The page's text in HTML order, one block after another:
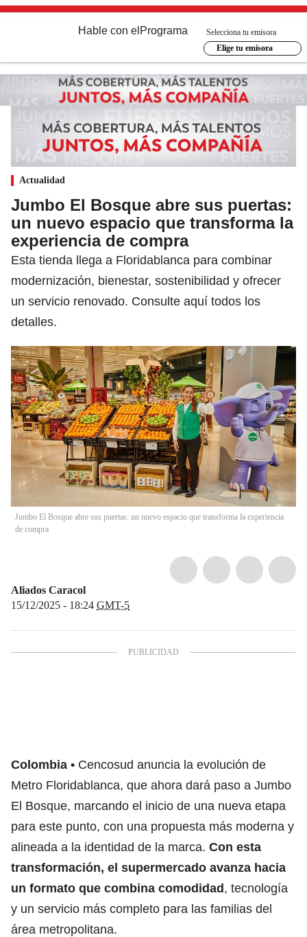
Hable con el Programa
Selecciona tu emisora
Elige tu emisora
Actualidad
Jumbo El Bosque abre sus puertas:
un nuevo espacio que transforma la
experiencia de compra
Esta tienda llega a Floridablanca para combinar
modernización, bienestar, sostenibilidad y ofrecer
un servicio renovado. Consulte aquí todos los
detalles.
Jumbo El Bosque abre sus puertas: un nuevo espacio que transforma la experiencia
de compra
Aliados Caracol
15/12/2025 - 18:24 GMT-5
Colombia
Cencosud anuncia la evolución de
Metro Floridablanca, que ahora dará paso a Jumbo
El Bosque, marcando el inicio de una nueva etapa
para este punto, con una propuesta más moderna y
alineada a la identidad de la marca. Con esta
transformación, el supermercado avanza hacia
un formato que combina comodidad, tecnología
y un servicio más completo para las familias del
área metropolitana.